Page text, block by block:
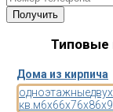
Типовые
Дома из кирпича
одноэтажные
кв.м6x66x76x86x9